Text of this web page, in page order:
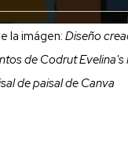
la imágen:Diseño
de Codrut Evelina's
de paisal de Canva